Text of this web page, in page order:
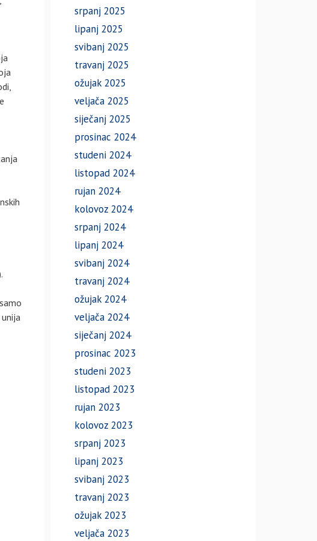
srpanj 2025
lipanj 2025
svibanj 2025
travanj 2025
ožujak 2025
veljača 2025
siječanj 2025
prosinac 2024
studeni 2024
listopad 2024
rujan 2024
kolovoz 2024
srpanj 2024
lipanj 2024
svibanj 2024
travanj 2024
ožujak 2024
veljača 2024
siječanj 2024
prosinac 2023
studeni 2023
listopad 2023
rujan 2023
kolovoz 2023
srpanj 2023
lipanj 2023
svibanj 2023
travanj 2023
ožujak 2023
veljača 2023